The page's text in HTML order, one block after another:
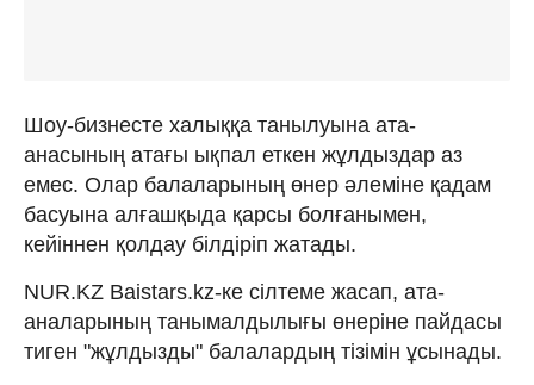
Шоу-бизнесте халыққа танылуына ата-
анасының атағы ықпал еткен жұлдыздар аз
емес. Олар балаларының өнер әлеміне қадам
басуына алғашқыда қарсы болғанымен,
кейіннен қолдау білдіріп жатады.
NUR.KZ Baistars.kz-ке сілтеме жасап, ата-
аналарының танымалдылығы өнеріне пайдасы
тиген "жұлдызды" балалардың тізімін ұсынады.